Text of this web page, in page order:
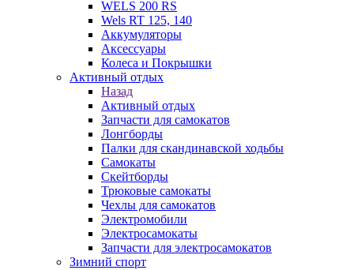
WELS 200 RS
Wels RT 125, 140
Аккумуляторы
Аксессуары
Колеса и Покрышки
Активный отдых
Назад
Активный отдых
Запчасти для самокатов
Лонгборды
Палки для скандинавской ходьбы
Самокаты
Скейтборды
Трюковые самокаты
Чехлы для самокатов
Электромобили
Электросамокаты
Запчасти для электросамокатов
Зимний спорт